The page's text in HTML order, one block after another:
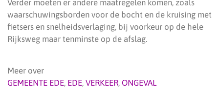
Verder moeten er andere maatregelen komen, zoals
waarschuwingsborden voor de bocht en de kruising met
fietsers en snelheidsverlaging, bij voorkeur op de hele
Rijksweg maar tenminste op de afslag.
Meer over
GEMEENTE EDE, EDE, VERKEER, ONGEVAL